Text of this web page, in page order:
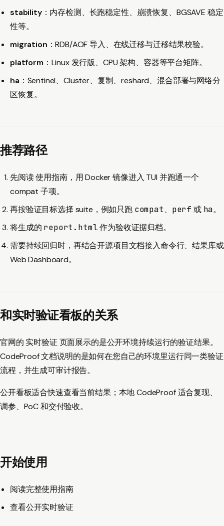
stability：内存检测、长跑稳定性、崩溃恢复、BGSAVE 稳定
性等。
migration ：RDB/AOF 导入、在线迁移与迁移结果校验。
platform ：Linux 发行版、CPU 架构、容器等平台矩阵。
ha ：Sentinel、Cluster、复制、reshard、混合部署与网络分
区恢复。
推荐路径
先阅读使用指南，用 Docker 镜像进入 TUI 并跑通一个
compat 子项。
再按验证目标选择 suite，例如只跑 compat、 perf 或 ha。
将生成的 report.html作为验收证据归档。
需要持续回归时，再结合开源项目文档接入命令行、结果库或
Web Dashboard。
和实时验证看板的关系
官网的 实时验证 页面展示的是公开环境持续运行的验证结果。
CodeProof 文档说明的是如何在您自己的环境里运行同一类验证
流程，并生成可审计报告。
公开看板适合快速查看当前结果；本地 CodeProof 适合复现、
调参、PoC 和交付验收。
开始使用
阅读完整使用指南
查看公开实时验证